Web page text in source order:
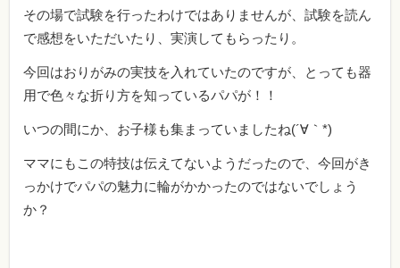
その場で試験を行ったわけではありませんが、試験を読ん
で感想をいただいたり、実演してもらったり。
今回はおりがみの実技を入れていたのですが、とっても器
用で色々な折り方を知っているパパが！！
いつの間にか、お子様も集まっていましたね(´∀｀*)
ママにもこの特技は伝えてないようだったので、今回がき
っかけでパパの魅力に輪がかかったのではないでしょう
か？